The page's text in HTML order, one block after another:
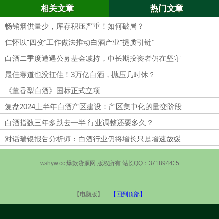
相关文章 热门文章
畅销烟供量少，库存积压严重！如何破局？
仁怀以“四变”工作做法推动白酒产业“提质引链”
白酒二季度遭遇公募基金减持，中长期投资者仍在坚守
最佳赛道也没扛住！3万亿白酒，抛压几时休？
《董香型白酒》国标正式立项
复盘2024上半年白酒产区建设：产区集中化的量变阶段
白酒指数三年多跌去一半 行业调整还要多久？
对话瑞银报告分析师：白酒行业仍将增长只是增速放缓
wshyw.cc 爆款货源网 版权所有 站长QQ：371894435
【电脑版】 【回到顶部】